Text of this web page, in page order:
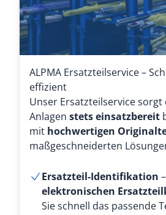
ALPMA Ersatzteilservice –
effizient
Unser Ersatzteilservice
Anlagenstets einsatzbereit
mit hochwertigen
maßgeschneiderten
Ersatzteil-Identifikation
elektronischen
Sie schnell das passende